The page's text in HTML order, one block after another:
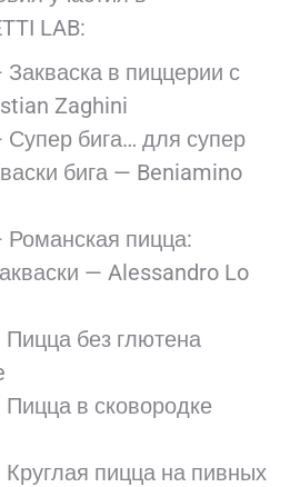
LAB:
в пиццерии с
Zaghini
Супер бига… для супер
бига — Beniamino
Романская пицца:
— Alessandro Lo
без глютена
в сковородке
пицца на пивных